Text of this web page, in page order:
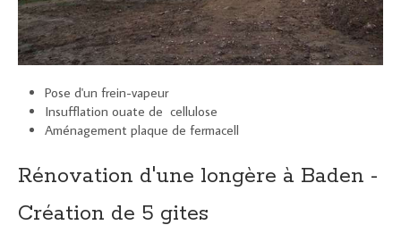
Pose d'un frein-vapeur
Insufflation ouate de cellulose
Aménagement plaque de fermacell
Rénovation d'une longère à Baden -
Création de 5 gites